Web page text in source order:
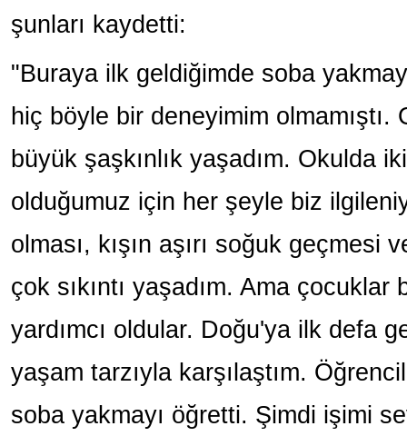
şunları kaydetti:
"Buraya ilk geldiğimde soba
hiç böyle bir deneyimim
büyük şaşkınlık yaşadım. Okulda
olduğumuz için her şeyle biz
olması, kışın aşırı soğuk geçmesi
çok sıkıntı yaşadım. Ama çocuklar
yardımcı oldular. Doğu'ya ilk defa
yaşam tarzıyla karşılaştım.
soba yakmayı öğretti. Şimdi işimi